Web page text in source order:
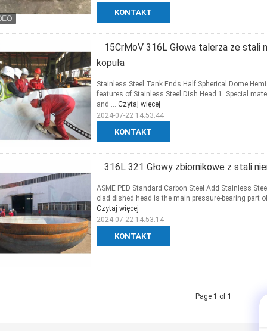
KONTAKT
15CrMoV 316L Głowa talerza ze stali
kopuła
KONTAKT
Stainless Steel Tank Ends Half Spherical Dome
features of Stainless Steel Dish Head 1. Special
and ... Czytaj więcej
2024-07-22 14:53:44
316L 321 Głowy zbiornikowe z stali
KONTAKT
ASME PED Standard Carbon Steel Add Stainless
clad dished head is the main pressure-bearing part
Czytaj więcej
2024-07-22 14:53:14
Page 1 of 1